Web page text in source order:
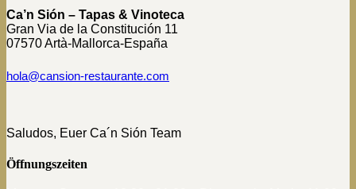
Ca’n Sión – Tapas & Vinoteca
Gran Via de la Constitución 11
07570 Artà-Mallorca-España
hola@cansion-restaurante.com
Saludos, Euer Ca´n Sión Team
Öffnungszeiten